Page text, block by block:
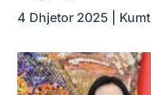
4 Dhjetor 2025